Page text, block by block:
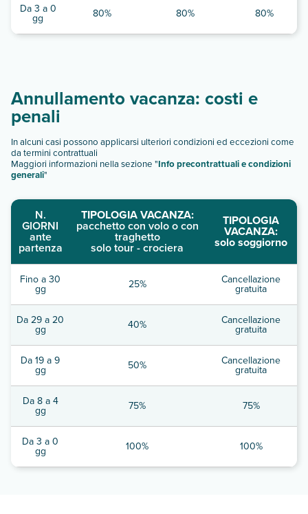
Da 3 a 0
gg 80% 80% 80%
Annullamento vacanza: costi e
penali
In alcuni casi possono applicarsi ulteriori condizioni ed eccezioni come
da termini contrattuali
Maggiori informazioni nella sezione "Info precontrattuali e condizioni
generali"
N.
GIORNI
ante
partenza
TIPOLOGIA VACANZA:
pacchetto con volo o con
traghetto
solo tour - crociera
TIPOLOGIA
VACANZA:
solo soggiorno
Fino a 30
gg 25% Cancellazione
gratuita
Da 29 a 20
gg 40% Cancellazione
gratuita
Da 19 a 9
gg 50% Cancellazione
gratuita
Da 8 a 4
gg 75% 75%
Da 3 a 0
gg 100% 100%